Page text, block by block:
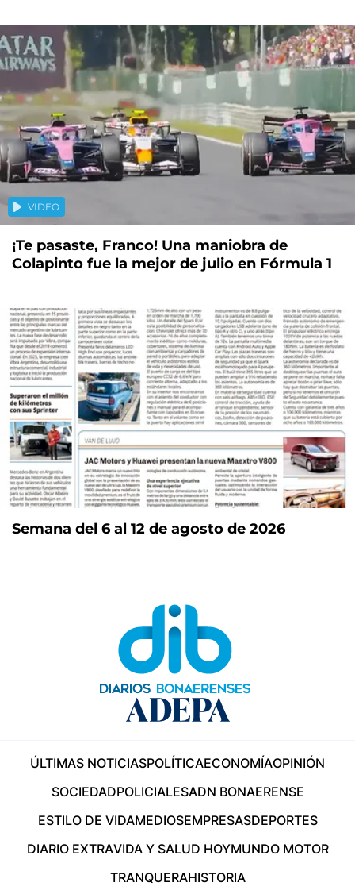
VIDEO
¡Te pasaste, Franco! Una maniobra de
Colapinto fue la mejor de julio en Fórmula 1
Semana del 6 al 12 de agosto de 2026
ÚLTIMAS NOTICIASPOLÍTICAECONOMÍAOPINIÓN
SOCIEDADPOLICIALESADN BONAERENSE
ESTILO DE VIDAMEDIOSEMPRESASDEPORTES
DIARIO EXTRAVIDA Y SALUD HOYMUNDO MOTOR
TRANQUERAHISTORIA